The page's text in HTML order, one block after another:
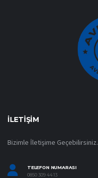
İLETIŞIM
Bizimle İletişime Geçebilirsiniz.
TELEFON NUMARASI
0850 309 44 13